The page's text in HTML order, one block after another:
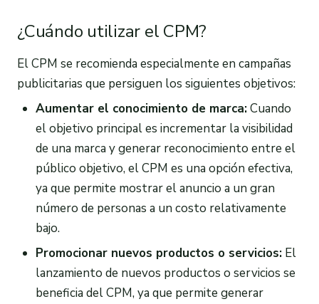
¿Cuándo utilizar el CPM?
El CPM se recomienda especialmente en campañas
publicitarias que persiguen los siguientes objetivos:
Aumentar el conocimiento de marca:Cuando
el objetivo principal es incrementar la visibilidad
de una marca y generar reconocimiento entre el
público objetivo, el CPM es una opción efectiva,
ya que permite mostrar el anuncio a un gran
número de personas a un costo relativamente
bajo.
Promocionar nuevos productos o servicios:El
lanzamiento de nuevos productos o servicios se
beneficia del CPM, ya que permite generar